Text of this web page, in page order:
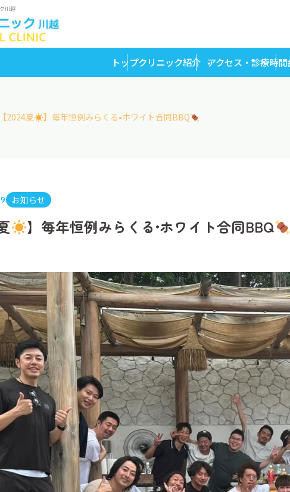
川越
トップクリニック紹介 アクセス・診療時間
【2024夏 】毎年恒例みらくる•ホワイト合同BBQ
お知らせ
】毎年恒例みらくる•ホワイト合同BBQ